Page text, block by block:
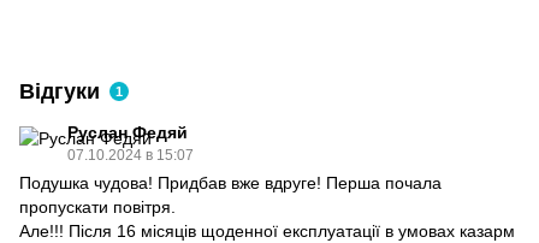
Відгуки 1
Руслан Федяй
07.10.2024 в 15:07
Подушка чудова! Придбав вже вдруге! Перша почала
пропускати повітря.
Але!!! Після 16 місяців щоденної експлуатації в умовах казарм